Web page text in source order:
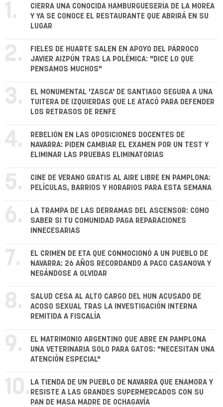
1.
CIERRA UNA CONOCIDA HAMBURGUESERÍA DE LA MOREA
Y YA SE CONOCE EL RESTAURANTE QUE ABRIRÁ EN SU
LUGAR
2.
FIELES DE HUARTE SALEN EN APOYO DEL PÁRROCO
JAVIER AIZPÚN TRAS LA POLÉMICA: "DICE LO QUE
PENSAMOS MUCHOS"
3.
EL MONUMENTAL 'ZASCA' DE SANTIAGO SEGURA A UNA
TUITERA DE IZQUIERDAS QUE LE ATACÓ PARA DEFENDER
LOS RETRASOS DE RENFE
4.
REBELIÓN EN LAS OPOSICIONES DOCENTES DE
NAVARRA: PIDEN CAMBIAR EL EXAMEN POR UN TEST Y
ELIMINAR LAS PRUEBAS ELIMINATORIAS
5.
CINE DE VERANO GRATIS AL AIRE LIBRE EN PAMPLONA:
PELÍCULAS, BARRIOS Y HORARIOS PARA ESTA SEMANA
6.
LA TRAMPA DE LAS DERRAMAS DEL ASCENSOR: CÓMO
SABER SI TU COMUNIDAD PAGA REPARACIONES
INNECESARIAS
7.
EL CRIMEN DE ETA QUE CONMOCIONÓ A UN PUEBLO DE
NAVARRA: 26 AÑOS RECORDANDO A PACO CASANOVA Y
NEGÁNDOSE A OLVIDAR
8.
SALUD CESA AL ALTO CARGO DEL HUN ACUSADO DE
ACOSO SEXUAL TRAS LA INVESTIGACIÓN INTERNA
REMITIDA A FISCALÍA
9.
EL MATRIMONIO ARGENTINO QUE ABRE EN PAMPLONA
UNA VETERINARIA SOLO PARA GATOS: "NECESITAN UNA
ATENCIÓN ESPECIAL"
10. LA TIENDA DE UN PUEBLO DE NAVARRA QUE ENAMORA Y
RESISTE A LAS GRANDES SUPERMERCADOS CON SU
PAN DE MASA MADRE DE OCHAGAVÍA